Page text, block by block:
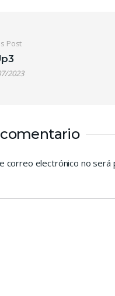
de
Post
2023
correo electrónico no será